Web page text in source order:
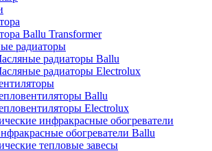
Ballu Transformer
радиаторы
радиаторы Ballu
радиаторы Electrolux
Ballu
Electrolux
инфракрасные обогреватели
обогреватели Ballu
тепловые завесы